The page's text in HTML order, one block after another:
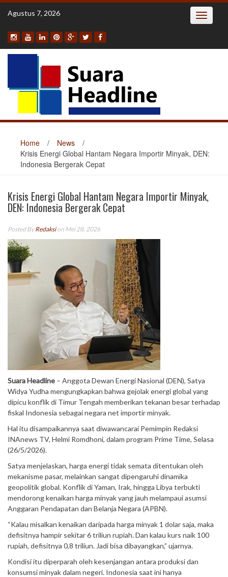
Skip
Agustus 7, 2026 Toggle
Home / News
/
Krisis Energi Global Hantam Negara Importir Minyak, DEN:
Indonesia Bergerak Cepat
Krisis Energi Global Hantam Negara Importir Minyak,
DEN: Indonesia Bergerak Cepat
Posted ByRedaksion Mei 28, 2026
Suara Headline – Anggota Dewan Energi Nasional (DEN), Satya
Widya Yudha mengungkapkan bahwa gejolak energi global yang
dipicu konflik di Timur Tengah memberikan tekanan besar terhadap
fiskal Indonesia sebagai negara net importir minyak.
Hal itu disampaikannya saat diwawancarai Pemimpin Redaksi
INAnews TV, Helmi Romdhoni, dalam program Prime Time, Selasa
(26/5/2026).
Satya menjelaskan, harga energi tidak semata ditentukan oleh
mekanisme pasar, melainkan sangat dipengaruhi dinamika
geopolitik global. Konflik di Yaman, Irak, hingga Libya terbukti
mendorong kenaikan harga minyak yang jauh melampaui asumsi
Anggaran Pendapatan dan Belanja Negara (APBN).
“Kalau misalkan kenaikan daripada harga minyak 1 dolar saja, maka
defisitnya hampir sekitar 6 triliun rupiah. Dan kalau kurs naik 100
rupiah, defisitnya 0,8 triliun. Jadi bisa dibayangkan,” ujarnya.
Kondisi itu diperparah oleh kesenjangan antara produksi dan
konsumsi minyak dalam negeri. Indonesia saat ini hanya